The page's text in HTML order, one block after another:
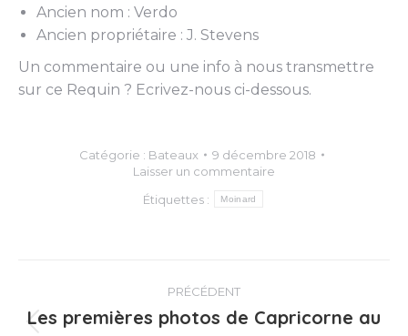
Ancien nom : Verdo
Ancien propriétaire : J. Stevens
Un commentaire ou une info à nous transmettre
sur ce Requin ? Ecrivez-nous ci-dessous.
Catégorie : Bateaux
9 décembre 2018
Laisser un commentaire
Étiquettes :
Moinard
Navigation
article
PRÉCÉDENT
Les premières photos de Capricorne au